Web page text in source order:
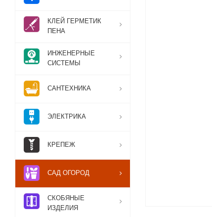
КЛЕЙ ГЕРМЕТИК
ПЕНА
ИНЖЕНЕРНЫЕ
СИСТЕМЫ
САНТЕХНИКА
ЭЛЕКТРИКА
КРЕПЕЖ
САД ОГОРОД
СКОБЯНЫЕ
ИЗДЕЛИЯ